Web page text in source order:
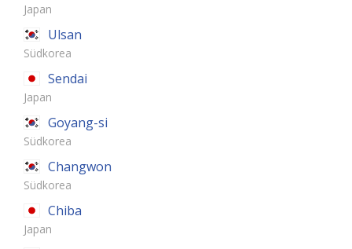
Japan
Ulsan
Südkorea
Sendai
Japan
Goyang-si
Südkorea
Changwon
Südkorea
Chiba
Japan